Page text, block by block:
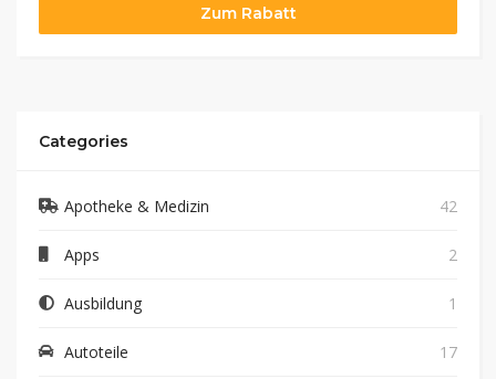
Zum Rabatt
Categories
Apotheke & Medizin 42
Apps 2
Ausbildung 1
Autoteile 17